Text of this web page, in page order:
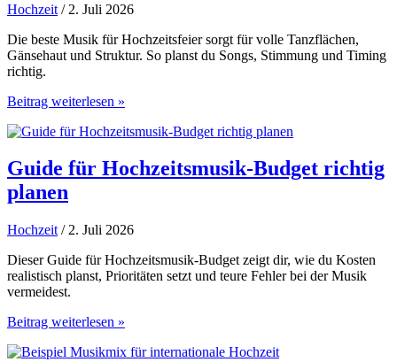
besser?
Hochzeit / 2. Juli 2026
Die beste Musik für Hochzeitsfeier sorgt für volle Tanzflächen,
Gänsehaut und Struktur. So planst du Songs, Stimmung und Timing
richtig.
Die
Musik
Hochzeitsfeier
finden
Beitrag weiterlesen »
Guide für Hochzeitsmusik-Budget richtig
planen
Hochzeit / 2. Juli 2026
Dieser Guide für Hochzeitsmusik-Budget zeigt dir, wie du Kosten
realistisch planst, Prioritäten setzt und teure Fehler bei der Musik
vermeidest.
Guide
Hochzeitsmusik-
Beitrag weiterlesen »